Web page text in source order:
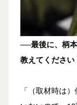
──最後に、柄
教えてください
「（取材時は